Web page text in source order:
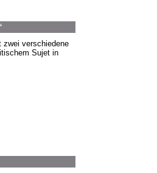
zwei verschiedene
Sujet in